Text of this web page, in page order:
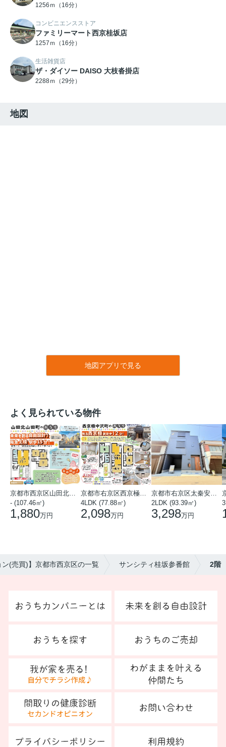
1256ｍ（16分）
コンビニエンスストア
ファミリーマート西京桂坂店
1257ｍ（16分）
生活雑貨店
ザ・ダイソー DAISO 大枝沓掛店
2288ｍ（29分）
地図
地図アプリで見る
よく見られている物件
- (107.46㎡)
1,880万円
4LDK (77.88㎡)
2,098万円
2LDK (93.39㎡)
3,298万円
ン(売買)】京都市西京区の一覧 サンシティ桂坂参番館 2階